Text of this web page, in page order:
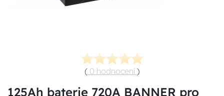
( 0 hodnocení )
125Ah baterie 720A BANNER pro